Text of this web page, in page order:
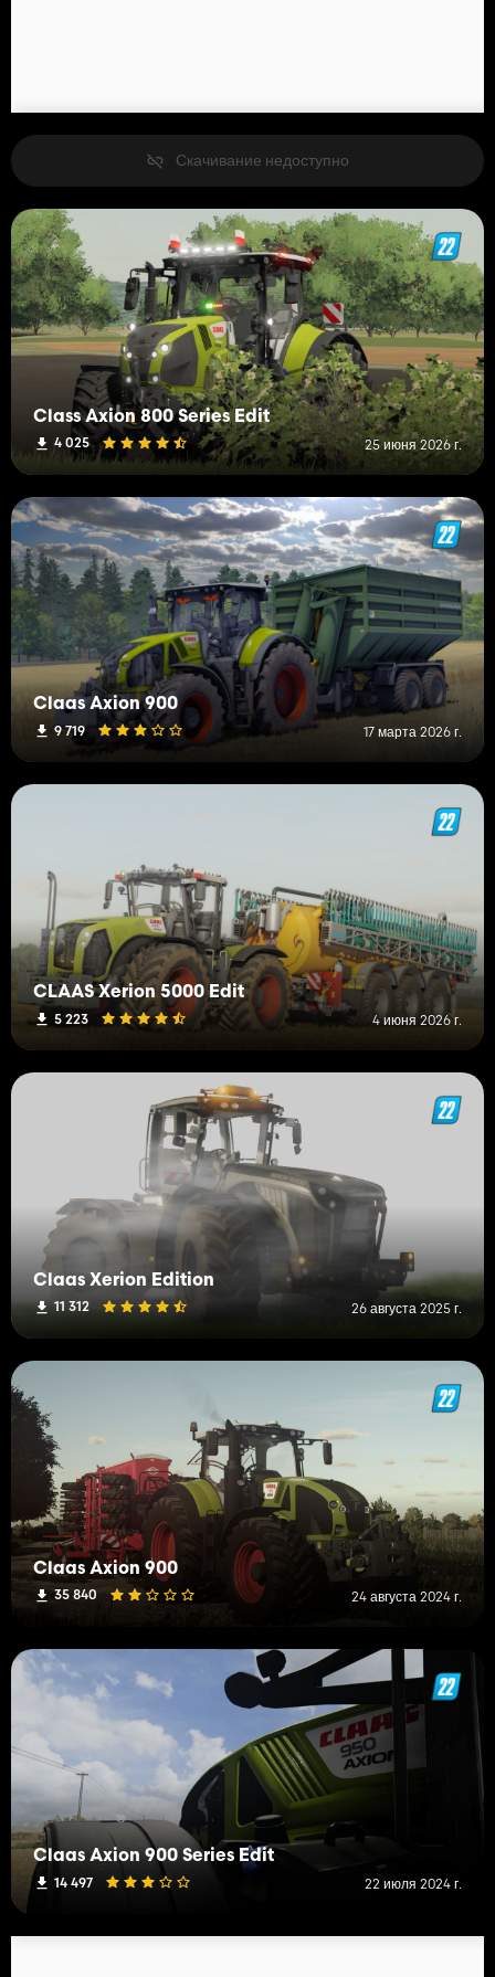
Скачивание недоступно
Class Axion 800 Series Edit
4 025 25 июня 2026 г.
Claas Axion 900
9 719 17 марта 2026 г.
CLAAS Xerion 5000 Edit
5 223 4 июня 2026 г.
Claas Xerion Edition
11 312 26 августа 2025 г.
Claas Axion 900
35 840 24 августа 2024 г.
Claas Axion 900 Series Edit
14 497 22 июля 2024 г.